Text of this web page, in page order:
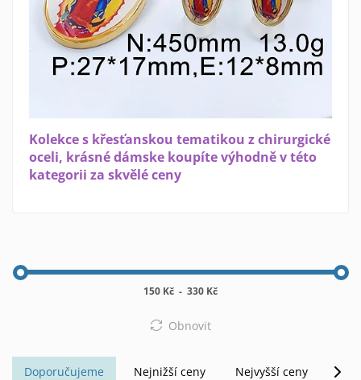
Kolekce s křesťanskou tematikou z chirurgické
oceli, krásné dámske koupíte výhodně v této
kategorii za skvělé ceny
150 Kč - 330 Kč
Obnovit
Doporučujeme Nejnižší ceny Nejvyšší ceny